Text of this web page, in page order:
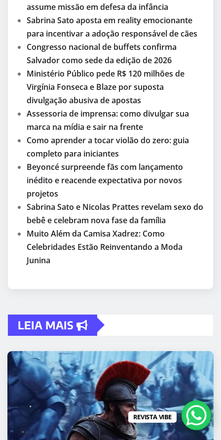
assume missão em defesa da infância
Sabrina Sato aposta em reality emocionante
para incentivar a adoção responsável de cães
Congresso nacional de buffets confirma
Salvador como sede da edição de 2026
Ministério Público pede R$ 120 milhões de
Virgínia Fonseca e Blaze por suposta
divulgação abusiva de apostas
Assessoria de imprensa: como divulgar sua
marca na mídia e sair na frente
Como aprender a tocar violão do zero: guia
completo para iniciantes
Beyoncé surpreende fãs com lançamento
inédito e reacende expectativa por novos
projetos
Sabrina Sato e Nicolas Prattes revelam sexo do
bebê e celebram nova fase da família
Muito Além da Camisa Xadrez: Como
Celebridades Estão Reinventando a Moda
Junina
LEIA MAIS
REVISTA VIBE